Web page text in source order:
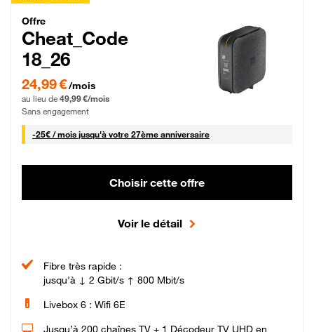
Cheat_Code Fibre_18_26
Offre
Cheat_Code
18_26
24,99 € par mois pendant 0 mois puis 49,99 € par mois, Sans engagement
24,99 €/mois
au lieu de 49,99 €/mois
Sans engagement
-25€ / mois25 € par mois
jusqu'à votre 27ème anniversaire
Choisir cette offre
Voir le détail
Fibre très rapide :
jusqu'à ↓ 2 Gbit/s ↑ 800 Mbit/s
Livebox 6 : Wifi 6E
Jusqu’à 200 chaînes TV + 1 Décodeur TV UHD en